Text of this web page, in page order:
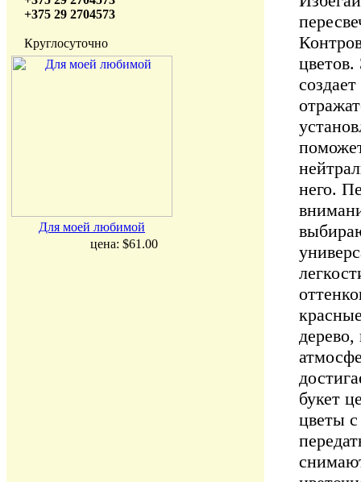
+375 29 2704573
Круглосуточно
Для моей любимой
цена: $61.00
него.
букет
цветы